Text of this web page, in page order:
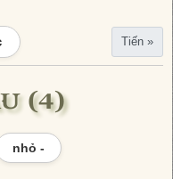
Tiến »
(4)
nhỏ -